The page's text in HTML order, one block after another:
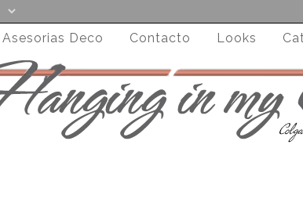
Asesorias Deco Contacto Looks